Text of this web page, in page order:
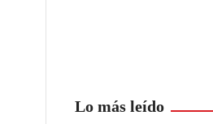
Lo más leído